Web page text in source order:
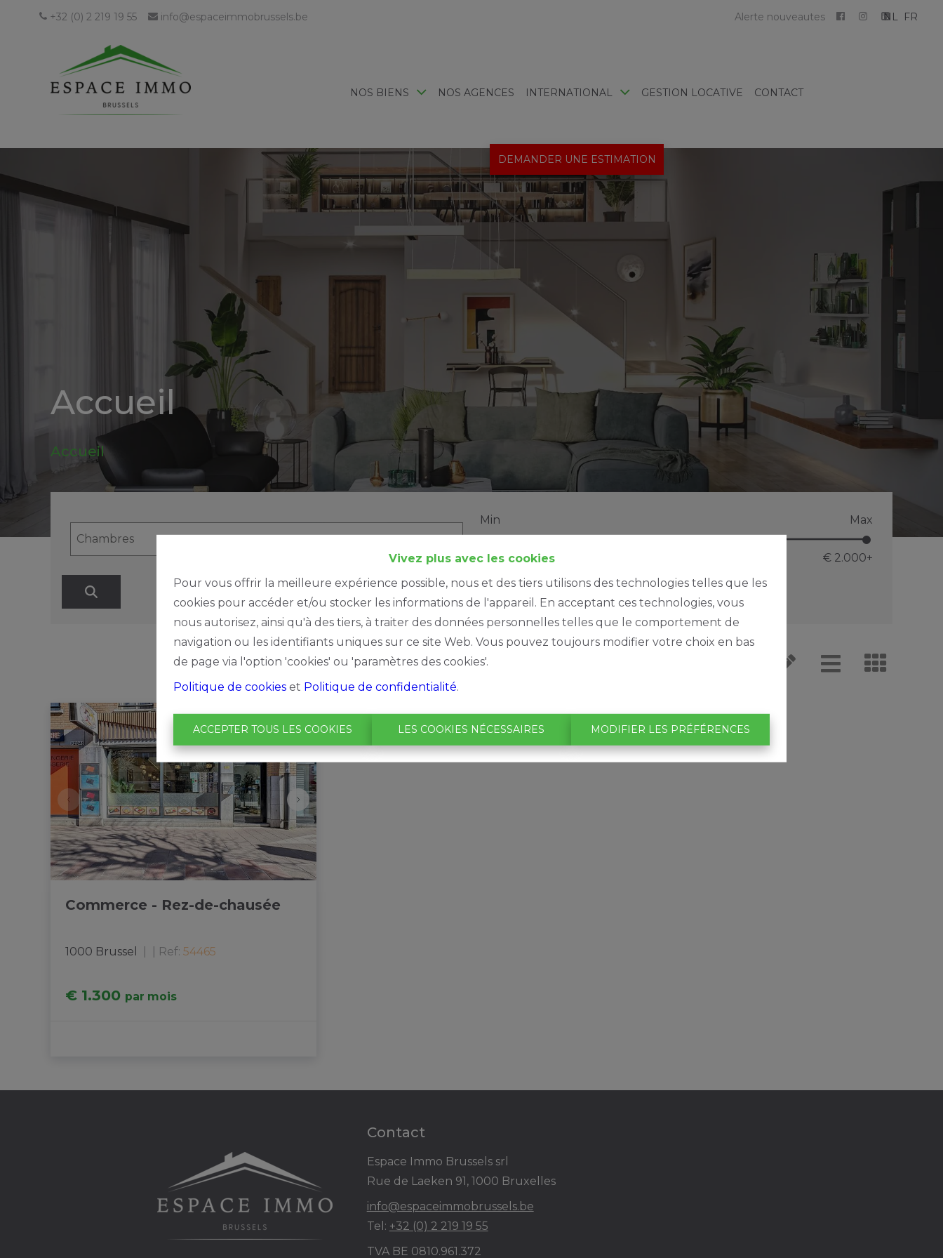
Vivez plus avec les cookies
Pour vous offrir la meilleure expérience possible, nous et des tiers utilisons des technologies telles que les
cookies pour accéder et/ou stocker les informations de l'appareil. En acceptant ces technologies, vous
nous autorisez, ainsi qu'à des tiers, à traiter des données personnelles telles que le comportement de
navigation ou les identifiants uniques sur ce site Web. Vous pouvez toujours modifier votre choix en bas
de page via l'option 'cookies' ou 'paramètres des cookies'.
Politique de cookies et Politique de confidentialité.
ACCEPTER TOUS LES COOKIES LES COOKIES NÉCESSAIRES MODIFIER LES PRÉFÉRENCES
+32 (0) 2 219 19 55 info@espaceimmobrussels.be Alerte nouveautes NL FR
NOS BIENS NOS AGENCES INTERNATIONAL GESTION LOCATIVE CONTACT
DEMANDER UNE ESTIMATION
nouveautesAccueil
Accueil
Min Max
€ 0 € 2.000+
Commerce - Rez-de-chausée
1000 Brussel Ref: 54465
€ 1.300 par mois
Contact
Espace Immo Brussels srl
Rue de Laeken 91, 1000 Bruxelles
info@espaceimmobrussels.be
Tel: +32 (0) 2 219 19 55
TVA BE 0810.961.372